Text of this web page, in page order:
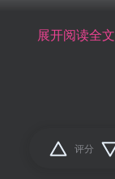
有」按钮会从服
展开阅读全文
评分